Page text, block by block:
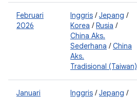
Februari
2026
Inggris /Jepang /
Korea /Rusia /
China Aks.
Sederhana /China
Aks.
Tradisional (Taiwan)
Januari
Inggris /Jepang /